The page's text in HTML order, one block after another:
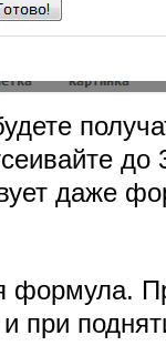
до
даже
формула.
при